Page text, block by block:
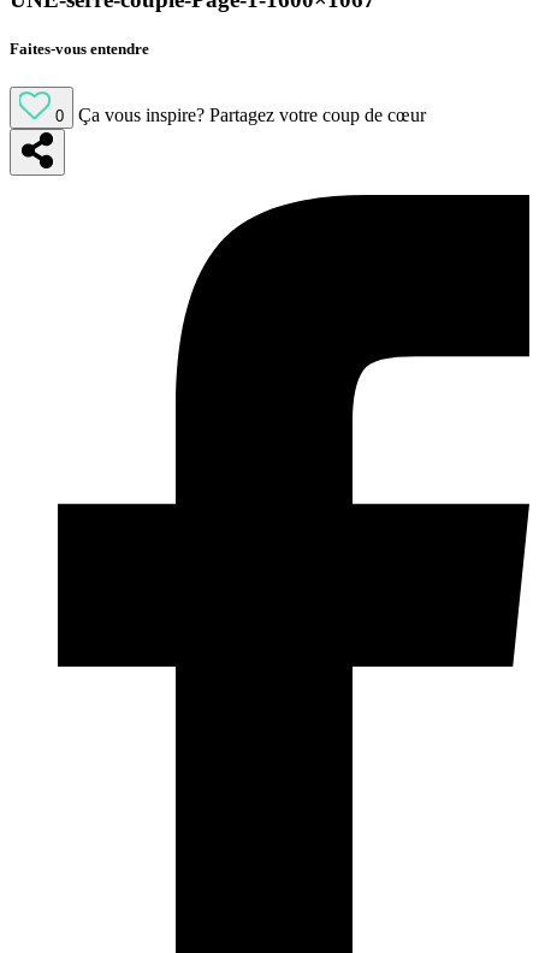
Faites-vous entendre
0 Ça vous inspire? Partagez votre coup de cœur